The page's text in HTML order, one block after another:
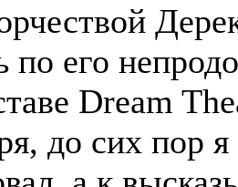
по его
Dream
до сих пор